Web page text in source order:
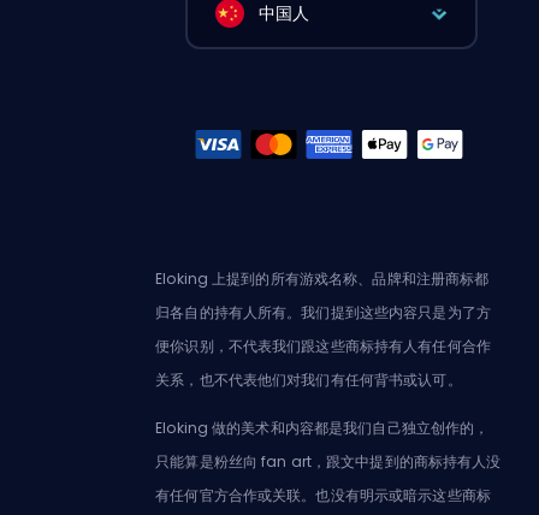
中国人
Eloking 上提到的所有游戏名称、品牌和注册商标都
归各自的持有人所有。我们提到这些内容只是为了方
便你识别，不代表我们跟这些商标持有人有任何合作
关系，也不代表他们对我们有任何背书或认可。
Eloking 做的美术和内容都是我们自己独立创作的，
只能算是粉丝向 fan art，跟文中提到的商标持有人没
有任何官方合作或关联。也没有明示或暗示这些商标